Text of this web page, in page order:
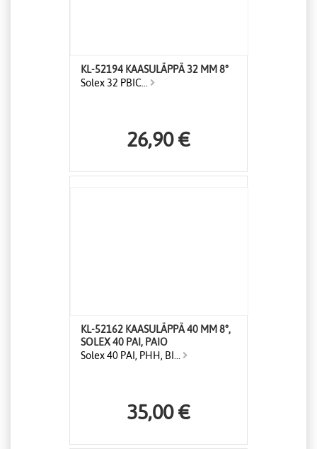
KL-52194 KAASULÄPPÄ 32 MM 8°
Solex 32 PBIC...
26,90 €
KL-52162 KAASULÄPPÄ 40 MM 8°,
SOLEX 40 PAI, PAIO
Solex 40 PAI, PHH, BI...
35,00 €